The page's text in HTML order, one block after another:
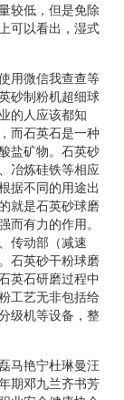
较低，但是免除
可以看出，湿式
用微信我查查等
砂制粉机超细球
的人应该都知
而石英石是一种
盐矿物。石英砂
冶炼硅铁等相应
据不同的用途出
就是石英砂球磨
而有力的作用。
传动部（减速
石英砂干粉球磨
英石研磨过程中
工艺无非包括给
级机等设备，整
马艳宁杜琳曼汪
期邓九兰齐书芳